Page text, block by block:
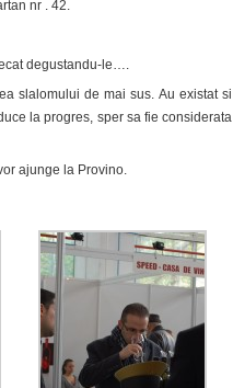
nr . 42.
degustandu-le….
slalomului de mai sus. Au existat si
la progres, sper sa fie considerata
ajunge la Provino.